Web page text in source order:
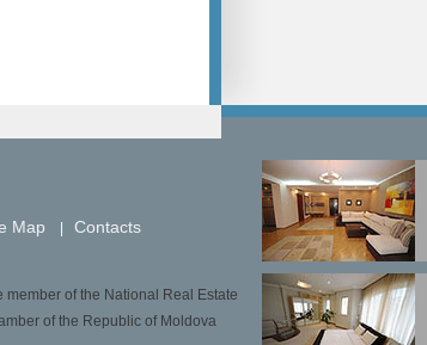
Map | Contacts
member of the National Real Estate
of the Republic of Moldova